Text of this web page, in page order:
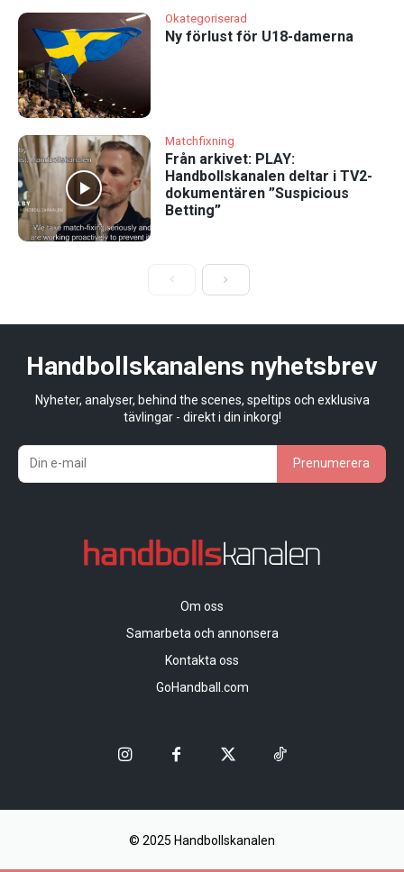
Okategoriserad
Ny förlust för U18-damerna
Matchfixning
Från arkivet: PLAY:
Handbollskanalen deltar i TV2-
dokumentären ”Suspicious
Betting”
Handbollskanalens nyhetsbrev
Nyheter, analyser, behind the scenes, speltips och exklusiva
tävlingar - direkt i din inkorg!
Prenumerera
Om oss
Samarbeta och annonsera
Kontakta oss
GoHandball.com
© 2025 Handbollskanalen